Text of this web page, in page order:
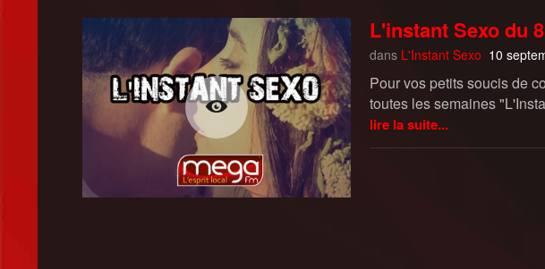
L'instant Sexo du
dans L'Instant Sexo 10
Pour vos petits soucis de
toutes les semaines
lire la suite...